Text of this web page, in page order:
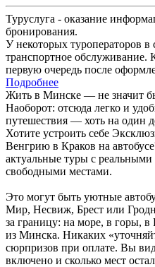
Туруслуга - оказание
бронирования.
У некоторых туроператоров в
транспортное обслуживание.
первую очередь после
Подробнее
Жить в Минске — не значит
Наоборот: отсюда легко и
путешествия — хоть на один
Хотите устроить себе
Венгрию в Краков на
актуальные туры с
свободными местами.
Это могут быть уютные
Мир, Несвиж, Брест или
за границу: на море, в горы,
из Минска. Никаких
сюрпризов при оплате. Вы
включено и сколько мест